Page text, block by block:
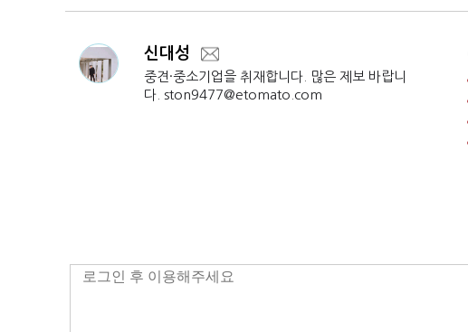
신대성
중견·중소기업을 취재합니다. 많은 제보 바랍니
다. ston9477@etomato.com